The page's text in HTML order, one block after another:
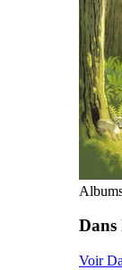
Dans
Voir